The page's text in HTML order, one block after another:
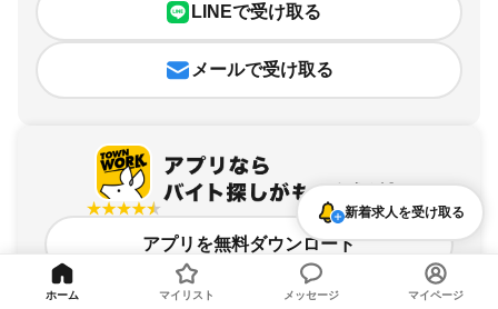
LINEで受け取る
メールで受け取る
アプリを無料ダウンロード
新着求人を受け取る
ホーム マイリスト メッセージ マイページ